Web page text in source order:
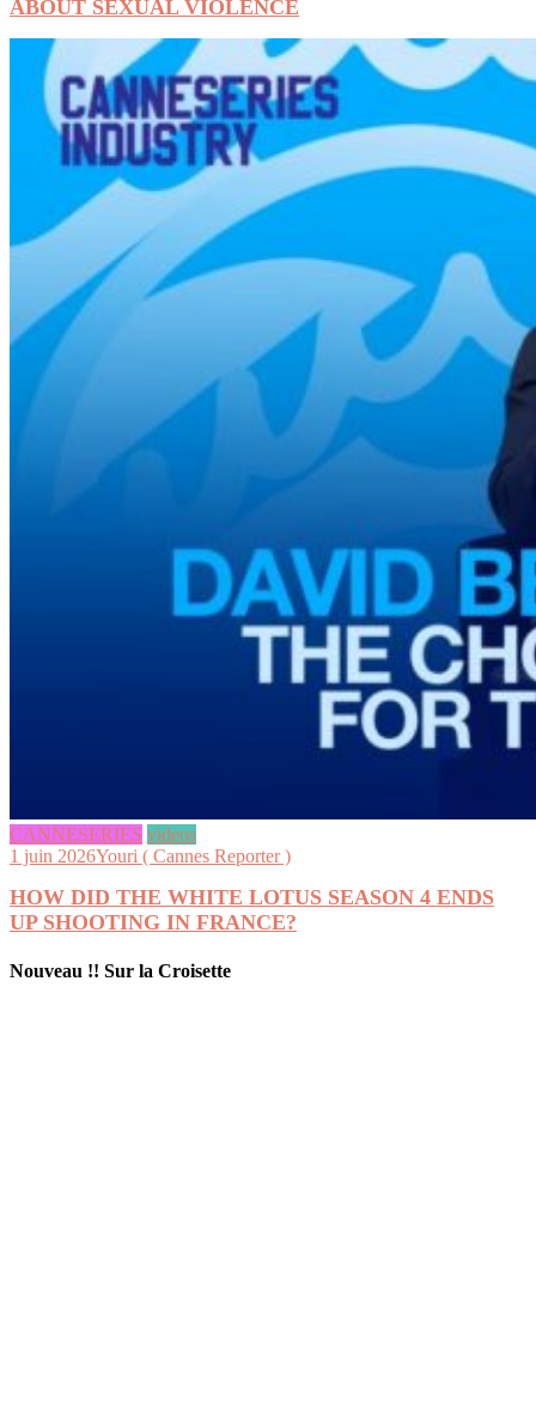
ABOUT SEXUAL VIOLENCE
CANNESERIES videos
1 juin 2026Youri ( Cannes Reporter )
HOW DID THE WHITE LOTUS SEASON 4 ENDS
UP SHOOTING IN FRANCE?
Nouveau !! Sur la Croisette